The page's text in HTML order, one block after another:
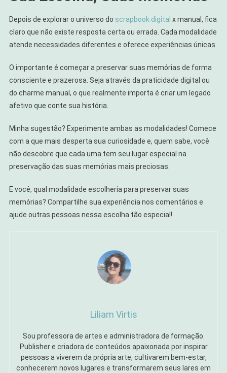
Depois de explorar o universo do scrapbook digital x manual, fica
claro que não existe resposta certa ou errada. Cada modalidade
atende necessidades diferentes e oferece experiências únicas.
O importante é começar a preservar suas memórias de forma
consciente e prazerosa. Seja através da praticidade digital ou
do charme manual, o que realmente importa é criar um legado
afetivo que conte sua história.
Minha sugestão? Experimente ambas as modalidades! Comece
com a que mais desperta sua curiosidade e, quem sabe, você
não descobre que cada uma tem seu lugar especial na
preservação das suas memórias mais preciosas.
E você, qual modalidade escolheria para preservar suas
memórias? Compartilhe sua experiência nos comentários e
ajude outras pessoas nessa escolha tão especial!
Liliam Virtis
Sou professora de artes e administradora de formação.
Publisher e criadora de conteúdos apaixonada por inspirar
pessoas a viverem da própria arte, cultivarem bem-estar,
conhecerem novos lugares e transformarem seus lares em